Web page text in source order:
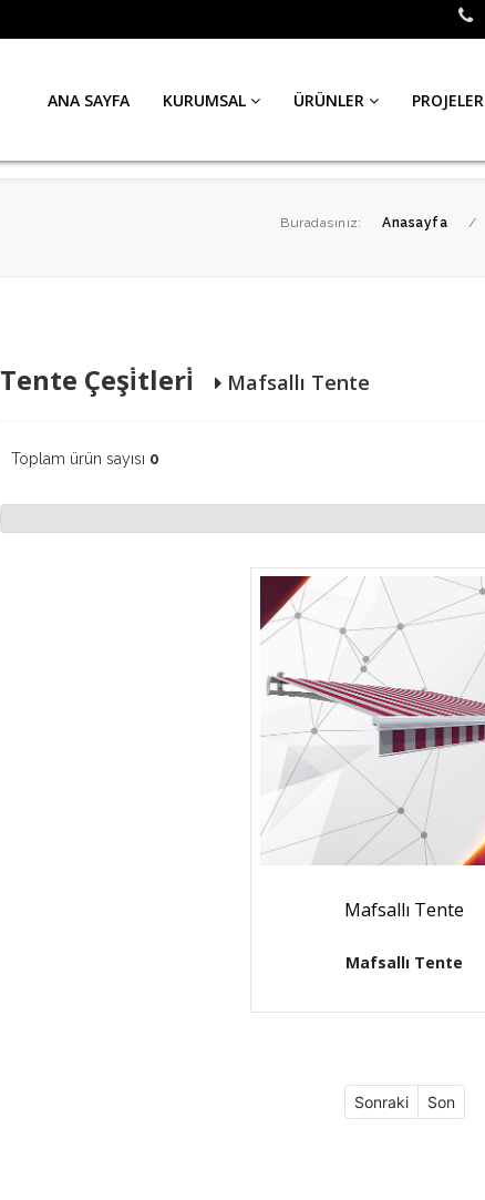
ANA SAYFA KURUMSAL ÜRÜNLER PROJELER
Buradasınız: Anasayfa /
Tente Çeşi̇tleri̇ Mafsallı Tente
Toplam ürün sayısı 0
Mafsallı Tente
Mafsallı Tente
Sonraki Son